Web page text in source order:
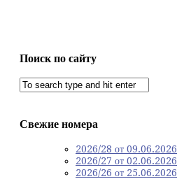
Поиск по сайту
Свежие номера
2026/28 от 09.06.2026
2026/27 от 02.06.2026
2026/26 от 25.06.2026